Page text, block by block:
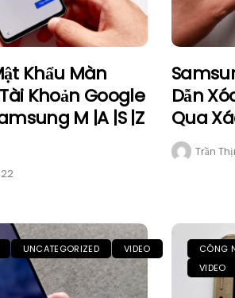
Khẩu Màn
Khoản Google
M |A |S |Z
Dẫn
Qua
Trần
UNCATEGORIZED VIDEO CÔNG
VIDEO